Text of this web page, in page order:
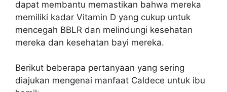
dapat membantu memastikan bahwa mereka
memiliki kadar Vitamin D yang cukup untuk
mencegah BBLR dan melindungi kesehatan
mereka dan kesehatan bayi mereka.
Berikut beberapa pertanyaan yang sering
diajukan mengenai manfaat Caldece untuk ibu